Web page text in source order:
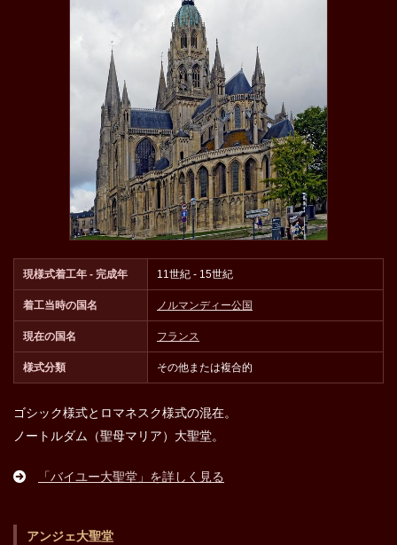
現様式着工年 - 完成年 11世紀 - 15世紀
着工当時の国名 ノルマンディー公国
現在の国名 フランス
様式分類 その他または複合的
ゴシック様式とロマネスク様式の混在。
ノートルダム（聖母マリア）大聖堂。
「バイユー大聖堂」を詳しく見る
アンジェ大聖堂